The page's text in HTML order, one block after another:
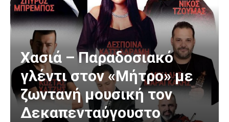
Χασιά – Παραδοσιακό
γλέντι στον «Μήτρο» με
ζωντανή μουσική τον
Δεκαπενταύγουστο